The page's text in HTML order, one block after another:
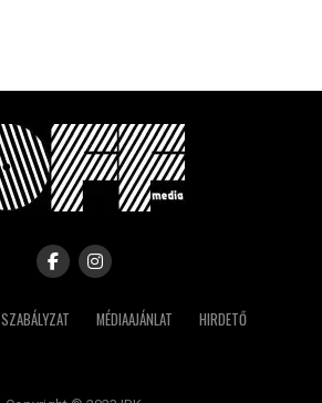
SZABÁLYZAT MÉDIAAJÁNLAT HIRDETŐ